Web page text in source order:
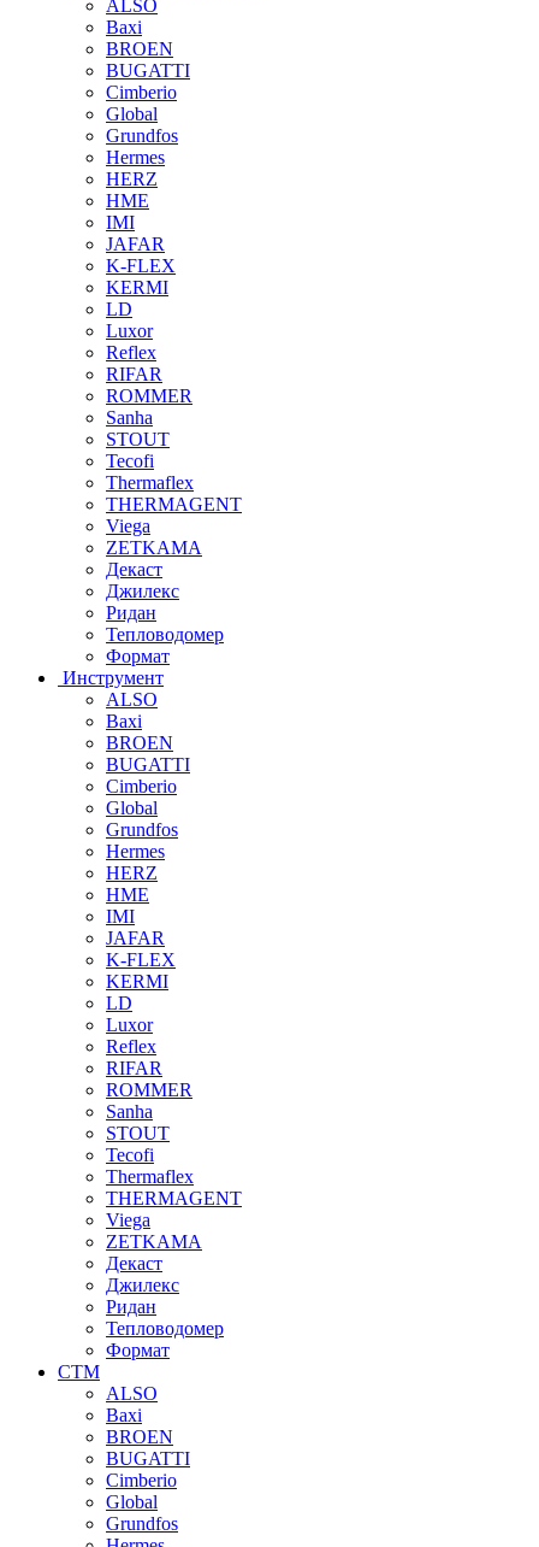
ALSO
Baxi
BROEN
BUGATTI
Cimberio
Global
Grundfos
Hermes
HERZ
HME
IMI
JAFAR
K-FLEX
KERMI
LD
Luxor
Reflex
RIFAR
ROMMER
Sanha
STOUT
Tecofi
Thermaflex
THERMAGENT
Viega
ZETKAMA
Декаст
Джилекс
Ридан
Тепловодомер
Формат
Инструмент
ALSO
Baxi
BROEN
BUGATTI
Cimberio
Global
Grundfos
Hermes
HERZ
HME
IMI
JAFAR
K-FLEX
KERMI
LD
Luxor
Reflex
RIFAR
ROMMER
Sanha
STOUT
Tecofi
Thermaflex
THERMAGENT
Viega
ZETKAMA
Декаст
Джилекс
Ридан
Тепловодомер
Формат
СТМ
ALSO
Baxi
BROEN
BUGATTI
Cimberio
Global
Grundfos